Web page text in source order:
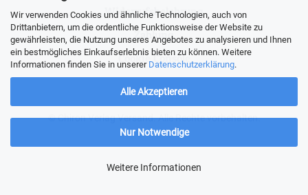
Wir verwenden Cookies und ähnliche Technologien, auch von
Drittanbietern, um die ordentliche Funktionsweise der Website zu
gewährleisten, die Nutzung unseres Angebotes zu analysieren und Ihnen
ein bestmögliches Einkaufserlebnis bieten zu können. Weitere
Informationen finden Sie in unserer Datenschutzerklärung.
Alle Akzeptieren
Nur Notwendige
Weitere Informationen
Widerrufsbelehrung
Zahlung
Cookie Console
© Chiron Verlag Versand. Alle Rechte vorbehalten.